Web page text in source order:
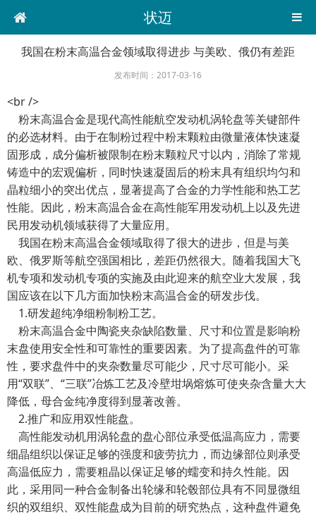
状迈
我国在粉末高温合金领域取得进步 与美欧、俄仍有差距
发布时间：2017-03-16
<br />
粉末高温合金是现代高性能航空发动机涡轮盘等关键部件
的必选材料。由于在制粉过程中粉末颗粒由微量液体快速凝
固形成，成分偏析被限制在粉末颗粒尺寸以内，消除了常规
铸造中的宏观偏析，同时快速凝固后的粉末具有组织均匀和
晶粒细小的突出优点，显著提高了合金的力学性能和热工艺
性能。因此，粉末高温合金在高性能军用发动机上以及先进
民用发动机领域获得了大量应用。
我国在粉末高温合金领域取得了很大的进步，但是与美
欧、俄罗斯等航空强国相比，差距仍然很大。随着我国大飞
机专项和发动机专项的实施及由此迎来的航空业大发展，我
国应该在以下几方面加快粉末高温合金的研发步伐。
1.研发超纯净细粉制粉工艺。
粉末高温合金中陶瓷夹杂缺陷数量、尺寸和位置是影响粉
末盘使用安全性和可靠性的重要因素。为了提高盘件的可靠
性，要求盘件中的夹杂数量尽可能少，尺寸尽可能小。采
用“双联”、“三联”冶炼工艺及冷壁坩埚熔炼可使夹杂含量大大
降低，母合金纯净度得到显著改善。
2.推广和应用双性能盘。
高性能发动机用涡轮盘的盘心部位承受低温高应力，需要
细晶组织以保证足够的强度和疲劳抗力，而边缘部位则承受
高温低应力，需要粗晶以保证足够的蠕变和持久性能。因
此，采用同一种合金制备出轮缘和轮毂部位具有不同显微组
织的双组织、双性能盘成为目前的研究热点，这种盘件避免